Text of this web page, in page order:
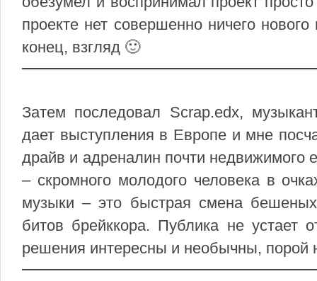
проекте нет совершенно ничего
конец, взгляд 🙂
Затем последовал Scrap.edx,
дает выступления в Европе и мне
драйв и адреналин почти недвижимого
– скромного молодого человека в
музыки – это быстрая смена
битов брейккора. Публика не устает
решения интересны и необычны, порой